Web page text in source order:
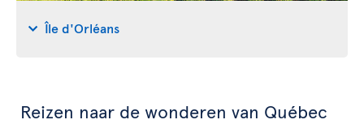
Île d'Orléans
Reizen naar de wonderen van Québec